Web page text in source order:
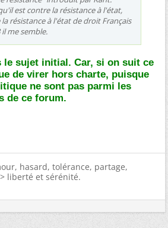
est contre la résistance à l'état,
résistance à l'état de droit Français
me semble.
le sujet initial. Car, si on suit ce
de virer hors charte, puisque
ne sont pas parmi les
de ce forum.
hasard, tolérance, partage,
liberté et sérénité.